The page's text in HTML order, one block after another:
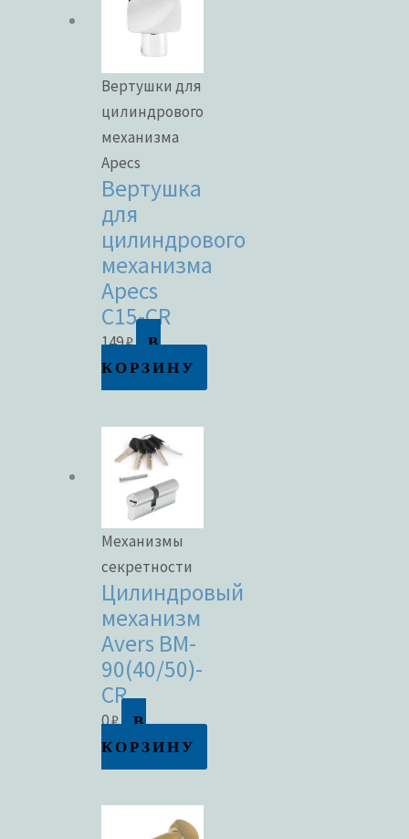
Вертушки для
цилиндрового
механизма
Apecs
Вертушка
для
цилиндрового
механизма
Apecs
C15-CR
149₽
В
КОРЗИНУ
Механизмы
секретности
Цилиндровый
механизм
Avers BM-
90(40/50)-
CR
0₽
В
КОРЗИНУ